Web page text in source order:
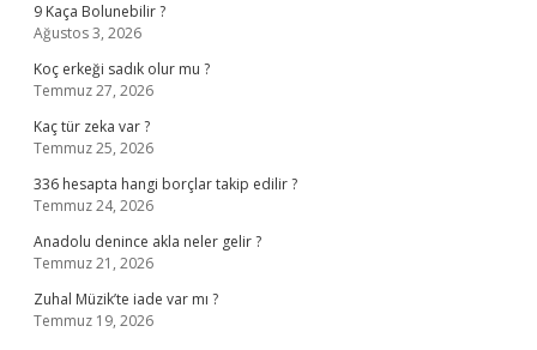
9 Kaça Bolunebilir ?
Ağustos 3, 2026
Koç erkeği sadık olur mu ?
Temmuz 27, 2026
Kaç tür zeka var ?
Temmuz 25, 2026
336 hesapta hangi borçlar takip edilir ?
Temmuz 24, 2026
Anadolu denince akla neler gelir ?
Temmuz 21, 2026
Zuhal Müzik’te iade var mı ?
Temmuz 19, 2026